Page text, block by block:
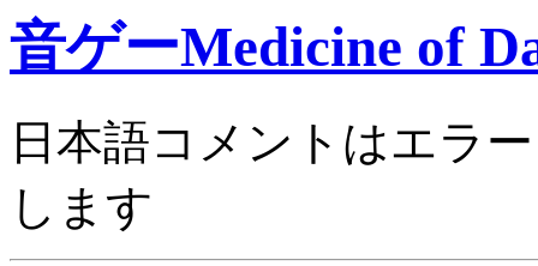
音ゲーMedicine of
日本語コメントはエラ
します